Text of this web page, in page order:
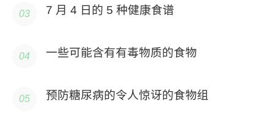
7 月 4 日的 5 种健康食谱
一些可能含有有毒物质的食物
预防糖尿病的令人惊讶的食物组